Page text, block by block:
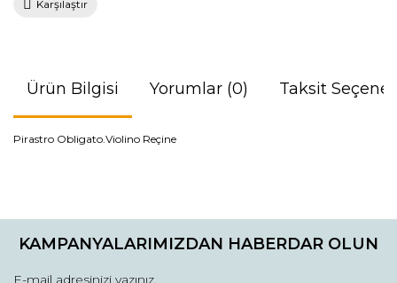
Karşılaştır
Ürün Bilgisi Yorumlar (0) Taksit
Pirastro Obligato.Violino Reçine
konularda yetersiz gördüğünüz noktaları öneri formunu
Görüş ve önerileriniz için teşekkür ederiz.
KAMPANYALARIMIZDAN HABERDAR OLUN